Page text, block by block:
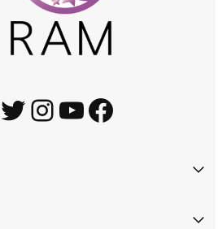
Twitter
Instagram
YouTube